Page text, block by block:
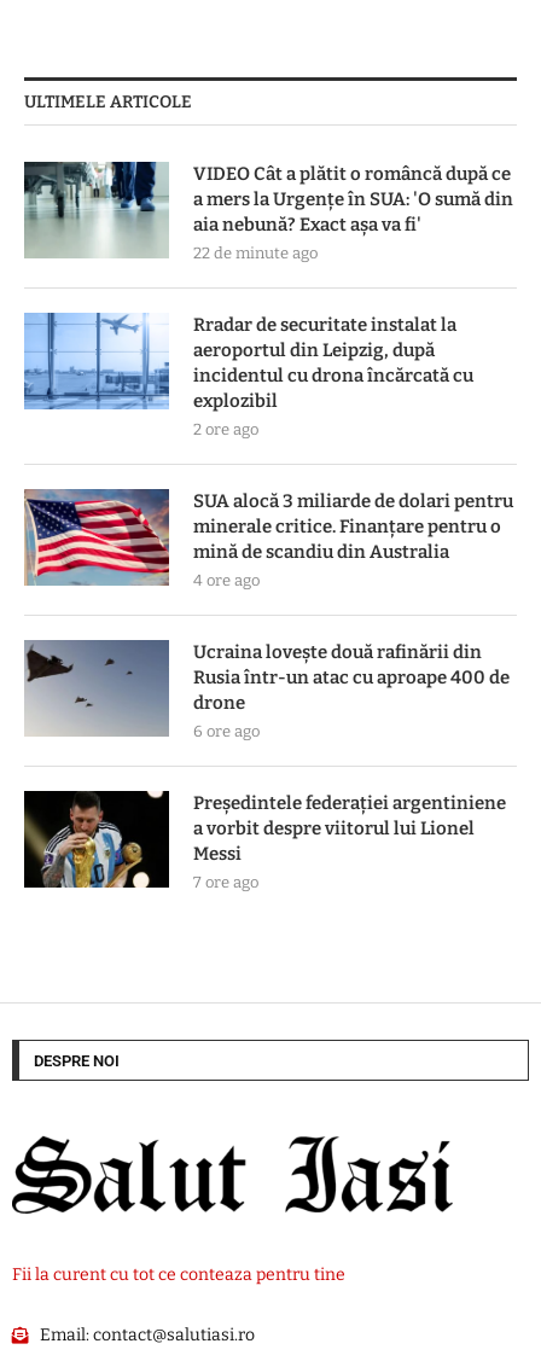
ULTIMELE ARTICOLE
VIDEO Cât a plătit o româncă după ce
a mers la Urgențe în SUA: 'O sumă din
aia nebună? Exact așa va fi'
22 de minute ago
Rradar de securitate instalat la
aeroportul din Leipzig, după
incidentul cu drona încărcată cu
explozibil
2 ore ago
SUA alocă 3 miliarde de dolari pentru
minerale critice. Finanțare pentru o
mină de scandiu din Australia
4 ore ago
Ucraina lovește două rafinării din
Rusia într-un atac cu aproape 400 de
drone
6 ore ago
Președintele federației argentiniene
a vorbit despre viitorul lui Lionel
Messi
7 ore ago
DESPRE NOI
Fii la curent cu tot ce conteaza pentru tine
Email:contact@salutiasi.ro